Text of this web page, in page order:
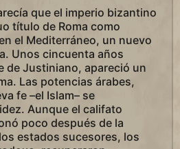
que el imperio bizantino
título de Roma como
el Mediterráneo, un nuevo
Unos cincuenta años
de Justiniano, apareció un
Las potencias árabes,
fe –el Islam– se
Aunque el califato
poco después de la
estados sucesores, los